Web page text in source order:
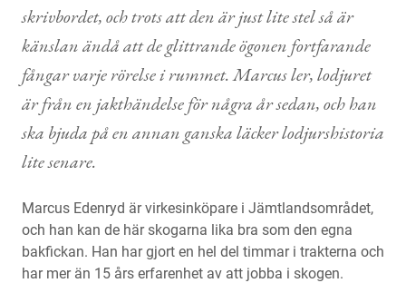
skrivbordet, och trots att den är just lite stel så är
känslan ändå att de glittrande ögonen fortfarande
fångar varje rörelse i rummet. Marcus ler, lodjuret
är från en jakthändelse för några år sedan, och han
ska bjuda på en annan ganska läcker lodjurshistoria
lite senare.
Marcus Edenryd är virkesinköpare i Jämtlandsområdet,
och han kan de här skogarna lika bra som den egna
bakfickan. Han har gjort en hel del timmar i trakterna och
har mer än 15 års erfarenhet av att jobba i skogen.